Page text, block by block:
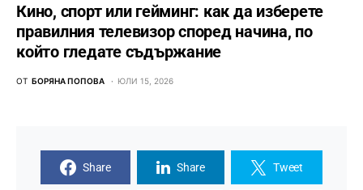
Кино, спорт или гейминг: как да изберете
правилния телевизор според начина, по
който гледате съдържание
ОТ БОРЯНА ПОПОВА ЮЛИ 15, 2026
Share Share Tweet